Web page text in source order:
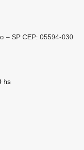
– SP CEP: 05594-030
hs